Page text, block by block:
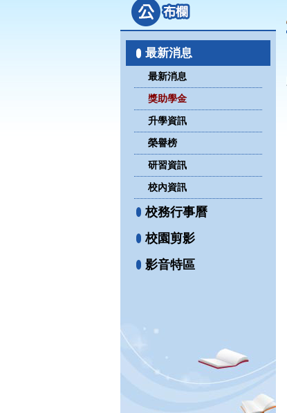
最新消息
最新消息
獎助學金
升學資訊
榮譽榜
研習資訊
校內資訊
校務行事曆
校園剪影
影音特區